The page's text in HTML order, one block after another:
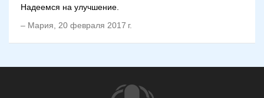
Надеемся на улучшение.
– Мария, 20 февраля 2017 г.